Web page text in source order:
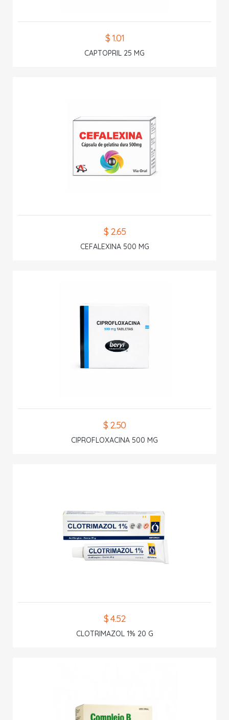
$ 1.01
CAPTOPRIL 25 MG
$ 2.65
CEFALEXINA 500 MG
$ 2.50
CIPROFLOXACINA 500 MG
$ 4.52
CLOTRIMAZOL 1% 20 G